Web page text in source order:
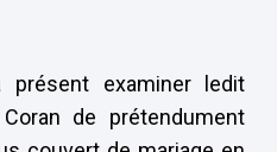
examiner ledit
de prétendument